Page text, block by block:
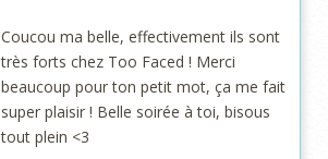
Coucou ma belle, effectivement ils sont
très forts chez Too Faced ! Merci
beaucoup pour ton petit mot, ça me fait
super plaisir ! Belle soirée à toi, bisous
tout plein <3